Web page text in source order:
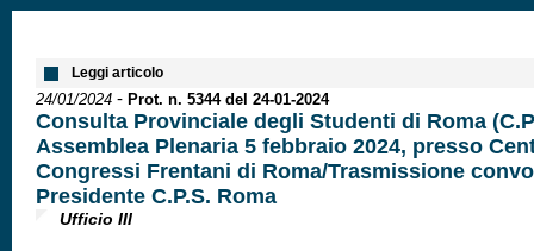
Leggi articolo
24/01/2024 - Prot. n. 5344 del 24-01-2024
Consulta Provinciale degli Studenti di Roma
Assemblea Plenaria 5 febbraio 2024, presso
Congressi Frentani di Roma/Trasmissione
Presidente C.P.S. Roma
Ufficio III